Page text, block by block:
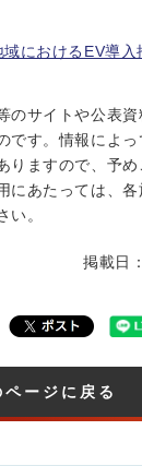
におけるEV導入
のサイトや公表
です。情報によ
りますので、予め
にあたっては、
い。
掲載日
ページに戻る